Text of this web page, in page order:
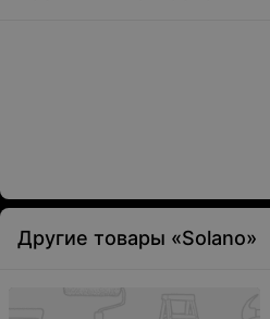
Другие товары «Solano»